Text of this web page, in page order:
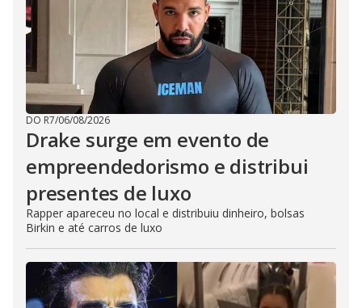
DO R7/06/08/2026
Drake surge em evento de
empreendedorismo e distribui
presentes de luxo
Rapper apareceu no local e distribuiu dinheiro, bolsas
Birkin e até carros de luxo